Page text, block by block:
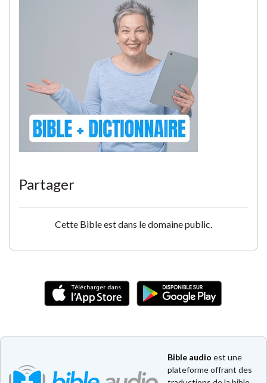
Partager
Cette Bible est dans le domaine public.
Bible audio est une
plateforme offrant des